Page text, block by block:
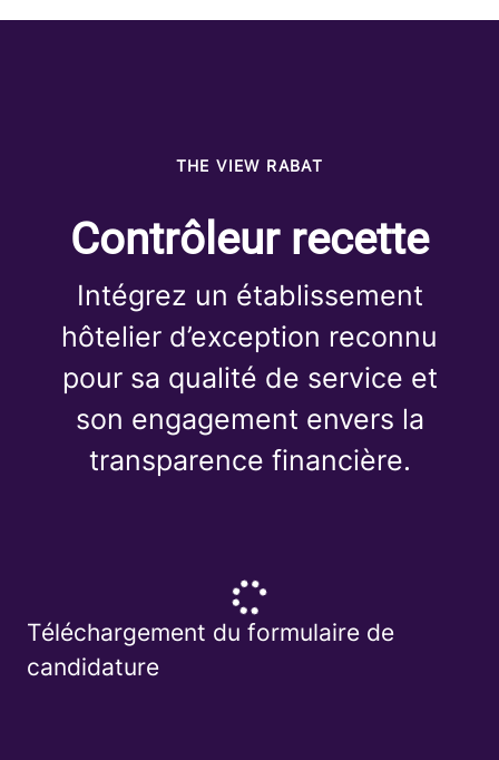
THE VIEW RABAT
Contrôleur recette
Intégrez un établissement
hôtelier d’exception reconnu
pour sa qualité de service et
son engagement envers la
transparence financière.
Téléchargement du formulaire de
candidature